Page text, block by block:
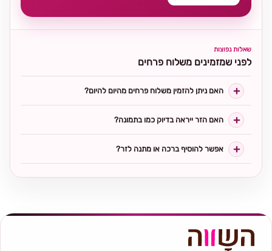
שאלות נפוצות
לפני שמזמינים משלוח פרחים
האם ניתן להזמין משלוח פרחים מהיום להיום?
האם הזר ייראה בדיוק כמו בתמונה?
אפשר להוסיף ברכה או מתנה לזר?